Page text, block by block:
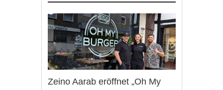
Zeino Aarab eröffnet „Oh My